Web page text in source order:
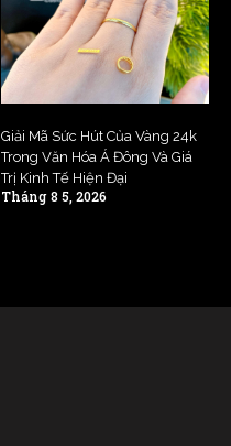
Giải Mã Sức Hút Của Vàng 24k
Trong Văn Hóa Á Đông Và Giá
Trị Kinh Tế Hiện Đại
Tháng 8 5, 2026